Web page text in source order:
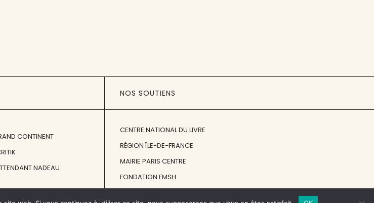
CONTINENT
NADEAU
NOS SOUTIENS
CENTRE NATIONAL DU LIVRE
RÉGION ÎLE-DE-FRANCE
MAIRIE PARIS CENTRE
FONDATION FMSH